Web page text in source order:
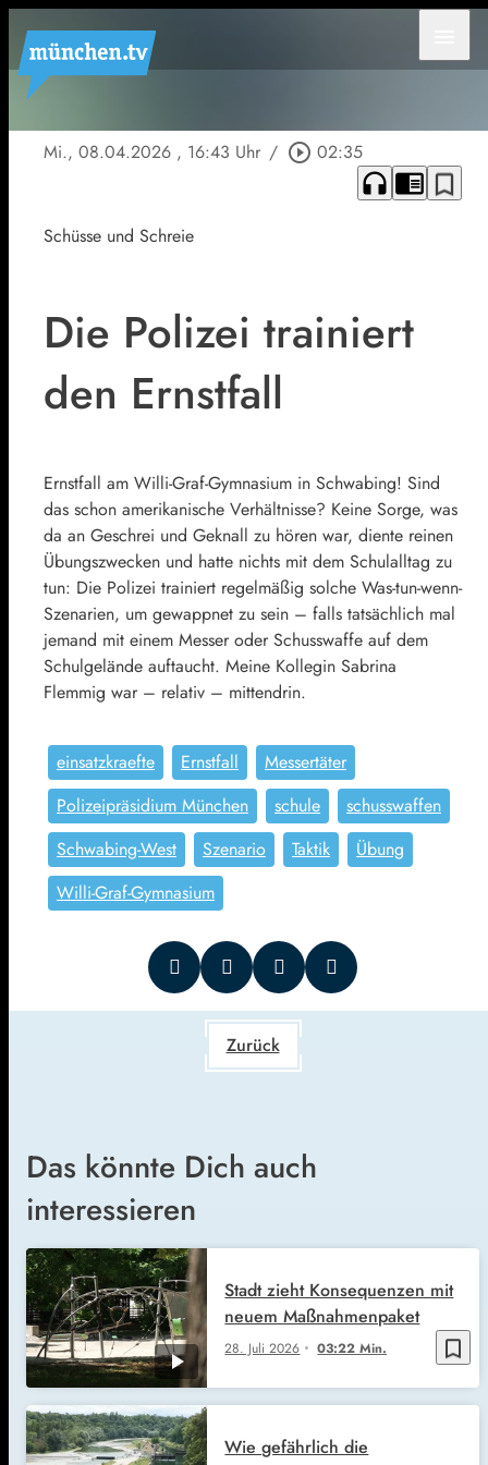
Mi., 08.04.2026 , 16:43 Uhr / play_circle_outline 02:35
headphones chrome_reader_mode bookmark_border
Schüsse und Schreie
Die Polizei trainiert
den Ernstfall
Ernstfall am Willi-Graf-Gymnasium in Schwabing! Sind
das schon amerikanische Verhältnisse? Keine Sorge, was
da an Geschrei und Geknall zu hören war, diente reinen
Übungszwecken und hatte nichts mit dem Schulalltag zu
tun: Die Polizei trainiert regelmäßig solche Was-tun-wenn-
Szenarien, um gewappnet zu sein – falls tatsächlich mal
jemand mit einem Messer oder Schusswaffe auf dem
Schulgelände auftaucht. Meine Kollegin Sabrina
Flemmig war – relativ – mittendrin.
einsatzkraefte Ernstfall
Messertäter
Polizeipräsidium München
schule
schusswaffen
Schwabing-West
Szenario Taktik
Übung
Willi-Graf-Gymnasium
Zurück
Das könnte Dich auch
interessieren
bookmark_border
28. Juli 2026 03:22 Min.
Stadt zieht Konsequenzen mit
neuem Maßnahmenpaket
Wie gefährlich die